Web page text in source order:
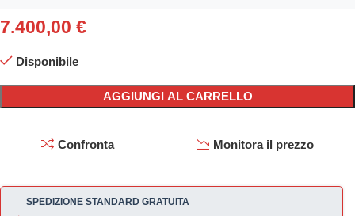
7.400,00 €
Disponibile
AGGIUNGI AL CARRELLO
Confronta Monitora il prezzo
SPEDIZIONE STANDARD GRATUITA